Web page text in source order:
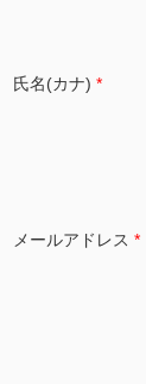
氏名(カナ) *
メールアドレス *